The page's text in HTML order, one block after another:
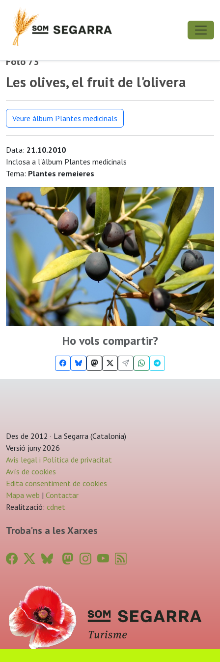
Foto 73
Les olives, el fruit de l'olivera
Veure àlbum Plantes medicinals
Data: 21.10.2010
Inclosa a l'àlbum Plantes medicinals
Tema: Plantes remeieres
Ho vols compartir?
Des de 2012 · La Segarra (Catalonia)
Versió juny 2026
Avis legal i Política de privacitat
Avís de cookies
Edita consentiment de cookies
Mapa web | Contactar
Realització: cdnet
Troba'ns a les Xarxes